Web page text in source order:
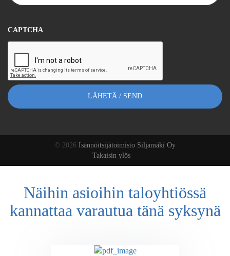
CAPTCHA
© 2026 Isännöitsijätoimisto Siljamäki Oy
Takaisin ylös
Näihin asioihin taloyhtiössä
kannattaa varautua tänä syksynä